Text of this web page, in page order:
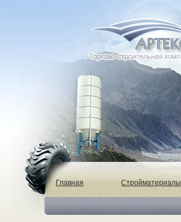
Главная Стройматериалы